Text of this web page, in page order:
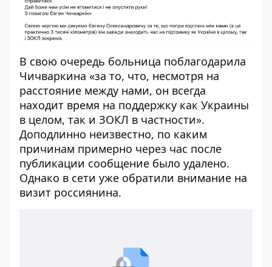
В свою очередь больница поблагодарила
Чичваркина «за то, что, несмотря на
расстояние между нами, он всегда
находит время на поддержку как Украины
в целом, так и ЗОКЛ в частности».
Доподлинно неизвестно, по каким
причинам примерно через час после
публикации сообщение было удалено.
Однако в сети уже обратили внимание на
визит россиянина.